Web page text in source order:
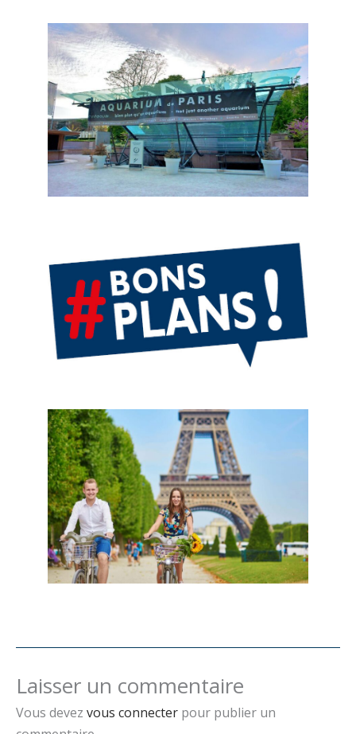
Laisser un commentaire
Vous devez vous connecter pour publier un